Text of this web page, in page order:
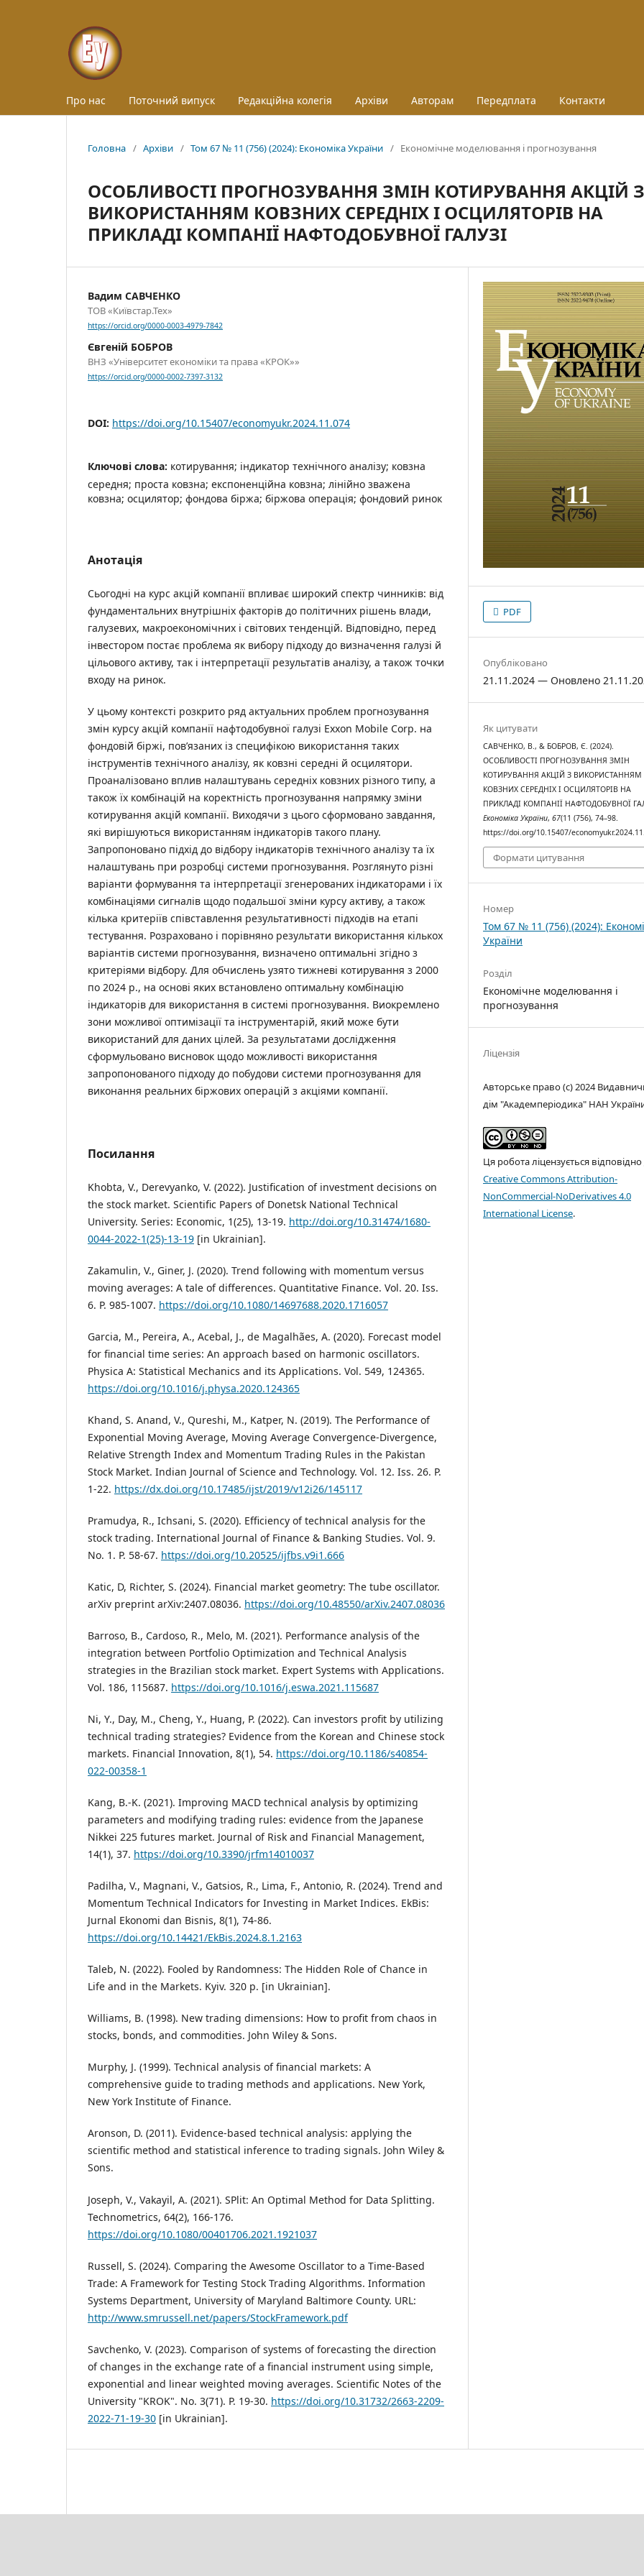
Про нас Поточний випуск Редакційна колегія Архіви Авторам Передплата Контакти
Головна / Архіви / Том 67 № 11 (756) (2024): Економіка України / Економічне моделювання і прогнозування
ОСОБЛИВОСТІ ПРОГНОЗУВАННЯ ЗМІН КОТИРУВАННЯ АКЦІЙ З
ВИКОРИСТАННЯМ КОВЗНИХ СЕРЕДНІХ І ОСЦИЛЯТОРІВ НА
ПРИКЛАДІ КОМПАНІЇ НАФТОДОБУВНОЇ ГАЛУЗІ
Вадим САВЧЕНКО
ТОВ «Київстар.Тех»
https://orcid.org/0000-0003-4979-7842
Євгеній БОБРОВ
ВНЗ «Університет економіки та права «КРОК»»
https://orcid.org/0000-0002-7397-3132
DOI: https://doi.org/10.15407/economyukr.2024.11.074
Ключові слова: котирування; індикатор технічного аналізу; ковзна
середня; проста ковзна; експоненційна ковзна; лінійно зважена
ковзна; осцилятор; фондова біржа; біржова операція; фондовий ринок
Анотація
Сьогодні на курс акцій компанії впливає широкий спектр чинників: від
фундаментальних внутрішніх факторів до політичних рішень влади,
галузевих, макроекономічних і світових тенденцій. Відповідно, перед
інвестором постає проблема як вибору підходу до визначення галузі й
цільового активу, так і інтерпретації результатів аналізу, а також точки
входу на ринок.
У цьому контексті розкрито ряд актуальних проблем прогнозування
змін курсу акцій компанії нафтодобувної галузі Exxon Mobile Corp. на
фондовій біржі, пов’язаних із специфікою використання таких
інструментів технічного аналізу, як ковзні середні й осцилятори.
Проаналізовано вплив налаштувань середніх ковзних різного типу, а
також їх комбінацій на коректність прогнозування напрямку зміни
котирування акцій компанії. Виходячи з цього сформовано завдання,
які вирішуються використанням індикаторів такого плану.
Запропоновано підхід до відбору індикаторів технічного аналізу та їх
налаштувань при розробці системи прогнозування. Розглянуто різні
варіанти формування та інтерпретації згенерованих індикаторами і їх
комбінаціями сигналів щодо подальшої зміни курсу активу, а також
кілька критеріїв співставлення результативності підходів на етапі
тестування. Розраховано і порівняно результати використання кількох
варіантів системи прогнозування, визначено оптимальні згідно з
критеріями відбору. Для обчислень узято тижневі котирування з 2000
по 2024 р., на основі яких встановлено оптимальну комбінацію
індикаторів для використання в системі прогнозування. Виокремлено
зони можливої оптимізації та інструментарій, який може бути
використаний для даних цілей. За результатами дослідження
сформульовано висновок щодо можливості використання
запропонованого підходу до побудови системи прогнозування для
виконання реальних біржових операцій з акціями компанії.
Посилання
Khobta, V., Derevyanko, V. (2022). Justification of investment decisions on
the stock market. Scientific Papers of Donetsk National Technical
University. Series: Economic, 1(25), 13-19. http://doi.org/10.31474/1680-
0044-2022-1(25)-13-19 [in Ukrainian].
Zakamulin, V., Giner, J. (2020). Trend following with momentum versus
moving averages: A tale of differences. Quantitative Finance. Vol. 20. Iss.
6. P. 985-1007. https://doi.org/10.1080/14697688.2020.1716057
Garcia, M., Pereira, A., Acebal, J., de Magalhães, A. (2020). Forecast model
for financial time series: An approach based on harmonic oscillators.
Physica A: Statistical Mechanics and its Applications. Vol. 549, 124365.
https://doi.org/10.1016/j.physa.2020.124365
Khand, S. Anand, V., Qureshi, M., Katper, N. (2019). The Performance of
Exponential Moving Average, Moving Average Convergence-Divergence,
Relative Strength Index and Momentum Trading Rules in the Pakistan
Stock Market. Indian Journal of Science and Technology. Vol. 12. Iss. 26. P.
1-22. https://dx.doi.org/10.17485/ijst/2019/v12i26/145117
Pramudya, R., Ichsani, S. (2020). Efficiency of technical analysis for the
stock trading. International Journal of Finance & Banking Studies. Vol. 9.
No. 1. P. 58-67. https://doi.org/10.20525/ijfbs.v9i1.666
Katic, D, Richter, S. (2024). Financial market geometry: The tube oscillator.
arXiv preprint arXiv:2407.08036. https://doi.org/10.48550/arXiv.2407.08036
Barroso, B., Cardoso, R., Melo, M. (2021). Performance analysis of the
integration between Portfolio Optimization and Technical Analysis
strategies in the Brazilian stock market. Expert Systems with Applications.
Vol. 186, 115687. https://doi.org/10.1016/j.eswa.2021.115687
Ni, Y., Day, M., Cheng, Y., Huang, P. (2022). Can investors profit by utilizing
technical trading strategies? Evidence from the Korean and Chinese stock
markets. Financial Innovation, 8(1), 54. https://doi.org/10.1186/s40854-
022-00358-1
Kang, B.-K. (2021). Improving MACD technical analysis by optimizing
parameters and modifying trading rules: evidence from the Japanese
Nikkei 225 futures market. Journal of Risk and Financial Management,
14(1), 37. https://doi.org/10.3390/jrfm14010037
Padilha, V., Magnani, V., Gatsios, R., Lima, F., Antonio, R. (2024). Trend and
Momentum Technical Indicators for Investing in Market Indices. EkBis:
Jurnal Ekonomi dan Bisnis, 8(1), 74-86.
https://doi.org/10.14421/EkBis.2024.8.1.2163
Taleb, N. (2022). Fooled by Randomness: The Hidden Role of Chance in
Life and in the Markets. Kyiv. 320 p. [in Ukrainian].
Williams, B. (1998). New trading dimensions: How to profit from chaos in
stocks, bonds, and commodities. John Wiley & Sons.
Murphy, J. (1999). Technical analysis of financial markets: A
comprehensive guide to trading methods and applications. New York,
New York Institute of Finance.
Aronson, D. (2011). Evidence-based technical analysis: applying the
scientific method and statistical inference to trading signals. John Wiley &
Sons.
Joseph, V., Vakayil, A. (2021). SPlit: An Optimal Method for Data Splitting.
Technometrics, 64(2), 166-176.
https://doi.org/10.1080/00401706.2021.1921037
Russell, S. (2024). Comparing the Awesome Oscillator to a Time-Based
Trade: A Framework for Testing Stock Trading Algorithms. Information
Systems Department, University of Maryland Baltimore County. URL:
http://www.smrussell.net/papers/StockFramework.pdf
Savchenko, V. (2023). Comparison of systems of forecasting the direction
of changes in the exchange rate of a financial instrument using simple,
exponential and linear weighted moving averages. Scientific Notes of the
University "KROK". No. 3(71). P. 19-30. https://doi.org/10.31732/2663-2209-
2022-71-19-30 [in Ukrainian].
PDF
Опубліковано
21.11.2024 — Оновлено
Як цитувати
САВЧЕНКО, В., & БОБРОВ, Є. (2024).
ОСОБЛИВОСТІ ПРОГНОЗУВАННЯ ЗМІН
КОТИРУВАННЯ АКЦІЙ З ВИКОРИСТАННЯМ
КОВЗНИХ СЕРЕДНІХ І ОСЦИЛЯТОРІВ НА
ПРИКЛАДІ КОМПАНІЇ НАФТОДОБУВНОЇ
Економіка України,67(11 (756), 74–98.
https://doi.org/10.15407/
Формати цитування
Номер
Том 67 № 11 (756) (2024):
України
Розділ
Економічне моделювання і
прогнозування
Ліцензія
Авторське право (c) 2024
дім "Академперіодика" НАН
Ця робота ліцензується
Creative Commons Attribution-
NonCommercial-NoDerivatives 4.0
International License.